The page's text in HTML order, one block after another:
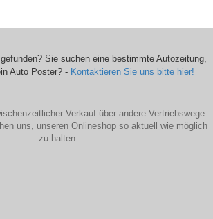
Sie suchen eine bestimmte Autozeitung,
Auto Poster? - Kontaktieren Sie uns bitte hier!
Verkauf über andere Vertriebswege
uns, unseren Onlineshop so aktuell wie möglich
zu halten.